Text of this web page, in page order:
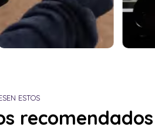
ESTOS
recomendados